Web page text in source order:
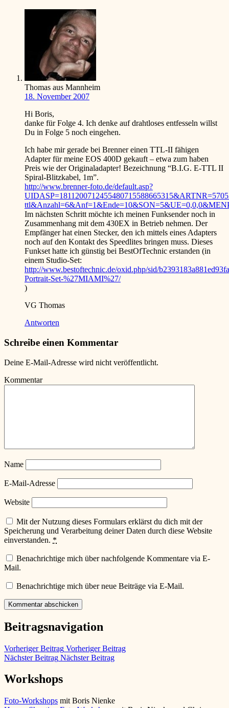
Thomas aus Mannheim
18. November 2007
Hi Boris,
danke für Folge 4. Ich denke auf drahtloses entfesseln willst
Du in Folge 5 noch eingehen.
Ich habe mir gerade bei Brenner einen TTL-II fähigen
Adapter für meine EOS 400D gekauft – etwa zum haben
Preis wie der Originaladapter! Bezeichnung “B.I.G. E-TTL II
Spiral-Blitzkabel, 1m”.
http://www.brenner-foto.de/default.asp?
Im nächsten Schritt möchte ich meinen Funksender noch in
Zusammenhang mit dem 430EX in Betrieb nehmen. Der
Empfänger hat einen Stecker, den ich mittels eines Adapters
noch auf den Kontakt des Speedlites bringen muss. Dieses
Funkset hatte ich günstig bei BestOfTechnic erstanden (in
einem Studio-Set:
http://www.bestoftechnic.de/oxid.php/sid/
Portrait-Set-%27MIAMI%27/
)
VG Thomas
Antworten
Schreibe einen Kommentar
Deine E-Mail-Adresse wird nicht veröffentlicht.
Kommentar
Name
E-Mail-Adresse
Website
Mit der Nutzung dieses Formulars erklärst du dich mit der
Speicherung und Verarbeitung deiner Daten durch diese Website
einverstanden. *
Benachrichtige mich über nachfolgende Kommentare via E-
Mail.
Benachrichtige mich über neue Beiträge via E-Mail.
Beitragsnavigation
Vorheriger Beitrag Vorheriger Beitrag
Nächster Beitrag Nächster Beitrag
Workshops
Foto-Workshops mit Boris Nienke